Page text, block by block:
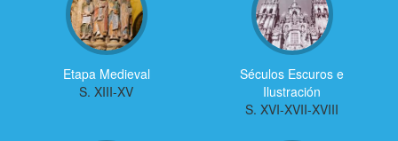
Etapa Medieval
S. XIII-XV
Séculos Escuros e
Ilustración
S. XVI-XVII-XVIII